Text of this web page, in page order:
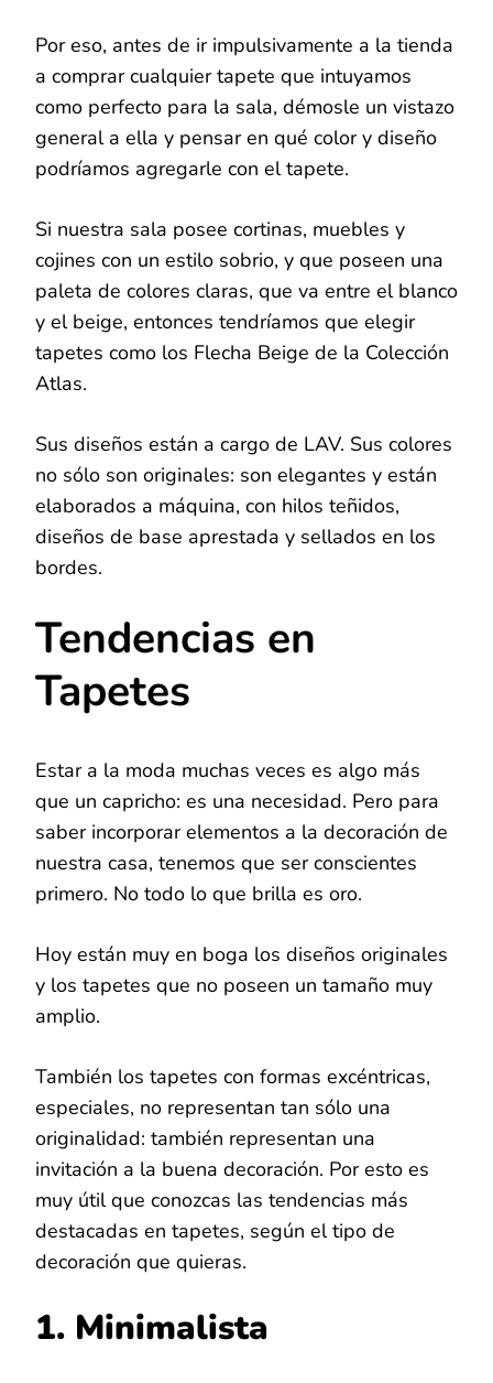
Por eso, antes de ir impulsivamente a la tienda
a comprar cualquier tapete que intuyamos
como perfecto para la sala, démosle un vistazo
general a ella y pensar en qué color y diseño
podríamos agregarle con el tapete.
Si nuestra sala posee cortinas, muebles y
cojines con un estilo sobrio, y que poseen una
paleta de colores claras, que va entre el blanco
y el beige, entonces tendríamos que elegir
tapetes como los Flecha Beige de la Colección
Atlas.
Sus diseños están a cargo de LAV. Sus colores
no sólo son originales: son elegantes y están
elaborados a máquina, con hilos teñidos,
diseños de base aprestada y sellados en los
bordes.
Tendencias en
Tapetes
Estar a la moda muchas veces es algo más
que un capricho: es una necesidad. Pero para
saber incorporar elementos a la decoración de
nuestra casa, tenemos que ser conscientes
primero. No todo lo que brilla es oro.
Hoy están muy en boga los diseños originales
y los tapetes que no poseen un tamaño muy
amplio.
También los tapetes con formas excéntricas,
especiales, no representan tan sólo una
originalidad: también representan una
invitación a la buena decoración. Por esto es
muy útil que conozcas las tendencias más
destacadas en tapetes, según el tipo de
decoración que quieras.
1. Minimalista